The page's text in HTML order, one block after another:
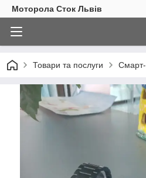
Моторола Сток Львів
Товари та послуги Смарт-